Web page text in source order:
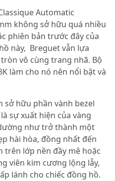
Automatic
không sở hữu quá nhiều
phiên bản trước đây của
này, Breguet vẫn lựa
vô cùng trang nhã. Bộ
làm cho nó nên nổi bật và
sở hữu phần vành bezel
sự xuất hiện của vàng
như trở thành một
hài hòa, đồng nhất đến
trên lớp nền đầy mê hoặc
viên kim cương lộng lẫy,
lánh cho chiếc đồng hồ.